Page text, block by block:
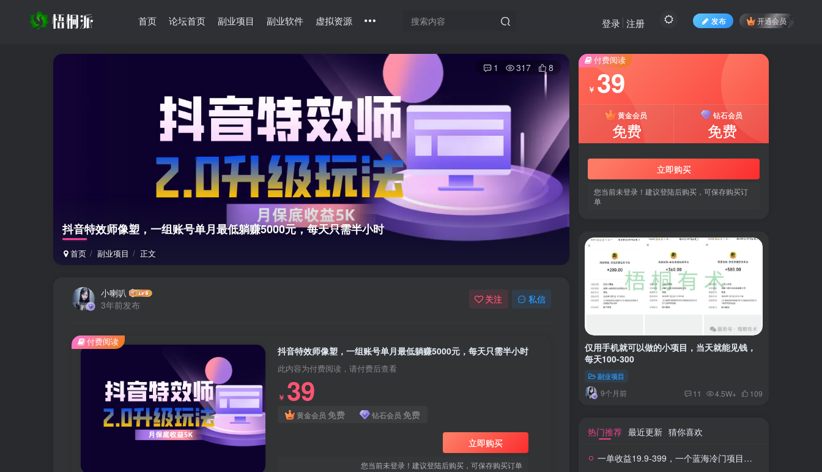
首页 论坛首页 副业项目 副业软件 虚拟资源 发布 开通会员
登录 注册
抖音特效师像塑，一组账号单月最低躺赚5000元，每天只需半小时
首页 副业项目 正文
1 317 8
小喇叭
3年前发布
关注 私信
抖音特效师像塑，一组账号单月最低躺赚5000元，每天只需半小时
此内容为付费阅读，请付费后查看
￥ 39
黄金会员 免费 钻石会员 免费
立即购买
您当前未登录！建议登陆后购买，可保存购买订单
付费阅读
付费阅读
￥ 39
黄金会员
免费
钻石会员
免费
立即购买
您当前未登录！建议登陆后购买，可保存购买订
单
仅用手机就可以做的小项目，当天就能见钱，
每天100-300
副业项目
9个月前 11 4.5W+ 109
热门推荐 最近更新 猜你喜欢
一单收益19.9-399，一个蓝海冷门项目，在小红书上卖人事虚拟资料